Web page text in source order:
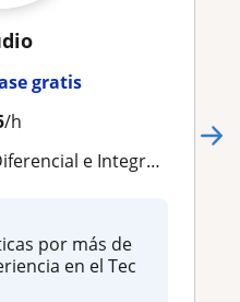
gratis
/h
e Integral, para Ingeniería
por más de
en el Tec